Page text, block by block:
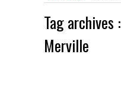
Tag archives :
Merville